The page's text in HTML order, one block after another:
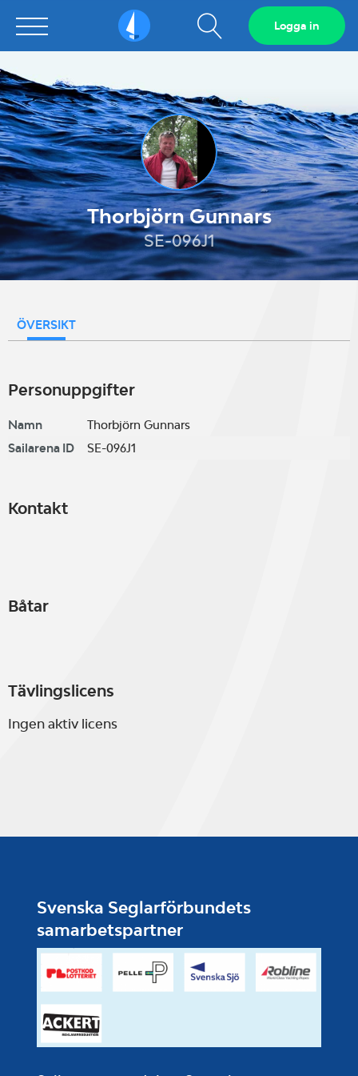
Sailarena Visa
sökfält
Logga in
Thorbjörn Gunnars
SE-096J1
ÖVERSIKT
Personuppgifter
Namn
Thorbjörn Gunnars
Sailarena ID
SE-096J1
Kontakt
Båtar
Tävlingslicens
Ingen aktiv licens
Svenska Seglarförbundets
samarbetspartner